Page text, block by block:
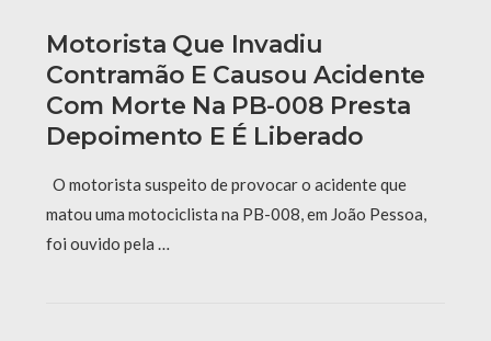
Motorista Que Invadiu
Contramão E Causou Acidente
Com Morte Na PB-008 Presta
Depoimento E É Liberado
O motorista suspeito de provocar o acidente que
matou uma motociclista na PB-008, em João Pessoa,
foi ouvido pela …